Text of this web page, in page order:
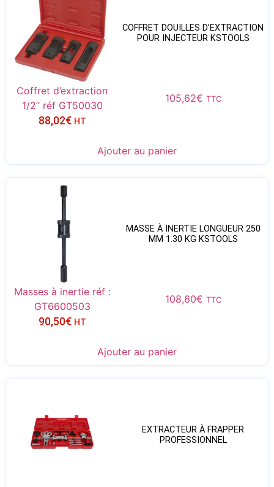
COFFRET DOUILLES D’EXTRACTION
POUR INJECTEUR KSTOOLS
Coffret d’extraction
1/2’’ réf GT50030
105,62€ TTC
88,02€ HT
Ajouter au panier
MASSE À INERTIE LONGUEUR 250
MM 1.30 KG KSTOOLS
Masses à inertie réf :
GT6600503
108,60€ TTC
90,50€ HT
Ajouter au panier
EXTRACTEUR À FRAPPER
PROFESSIONNEL